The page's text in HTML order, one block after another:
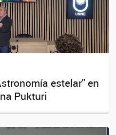
estelar" en
Pukturi